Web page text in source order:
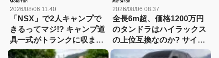
2026/08/06 11:40
「NSX」で2人キャンプで
きるってマジ!? キャンプ道
具一式がトランクに収まっ
た！「シビックRS」なら
2026/08/06 08:37
全長6m超、価格1200万円
のタンドラはハイラックス
の上位互換なのか? サイ
ズ・装備・走り・価格を徹